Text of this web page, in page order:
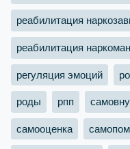
реабилитация
реабилитация
регуляция эмоций
роды рпп
самооценка